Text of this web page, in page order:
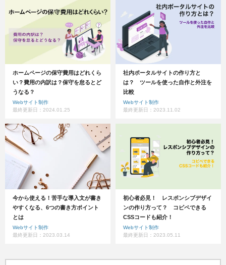
ホームページの保守費用はどれくら
い？費用の内訳は？保守を怠るとど
うなる？
Webサイト制作
最終更新日：2024.01.25
社内ポータルサイトの作り方と
は？ ツールを使った自作と外注を
比較
Webサイト制作
最終更新日：2023.11.02
今から使える！苦手な導入文が書き
やすくなる、6つの書き方ポイント
とは
Webサイト制作
最終更新日：2023.03.14
初心者必見！ レスポンシブデザイ
ンの作り方って？ コピペできる
CSSコードも紹介！
Webサイト制作
最終更新日：2023.05.11